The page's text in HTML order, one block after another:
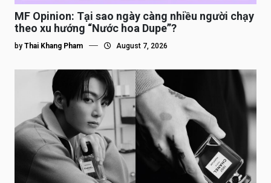
MF Opinion: Tại sao ngày càng nhiều người chạy
theo xu hướng “Nước hoa Dupe”?
by Thai Khang Pham August 7, 2026